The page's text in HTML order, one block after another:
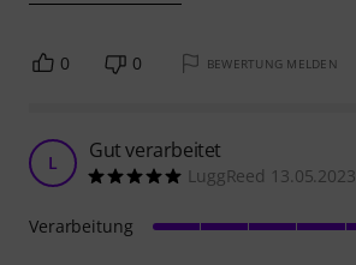
0 0 BEWERTUNG MELDEN
L Gut verarbeitet
LuggReed 13.05.2023
Verarbeitung